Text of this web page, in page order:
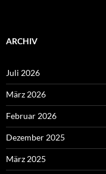
ARCHIV
Juli 2026
März 2026
Februar 2026
Dezember 2025
März 2025